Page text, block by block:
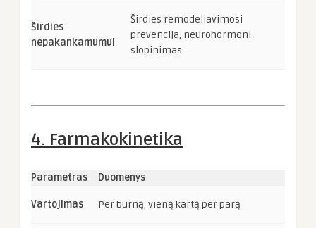
Širdies
nepakankamumui
Širdies remodeliavimosi
prevencija, neurohormoni
slopinimas
4. Farmakokinetika
Parametras Duomenys
Vartojimas Per burną, vieną kartą per parą